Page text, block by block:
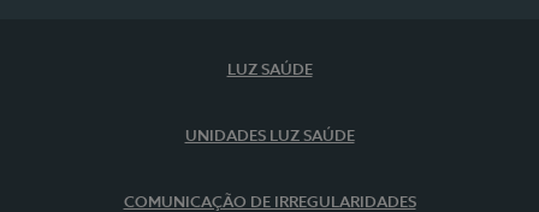
LUZ SAÚDE
UNIDADES LUZ SAÚDE
COMUNICAÇÃO DE IRREGULARIDADES